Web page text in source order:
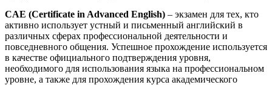
CAE (Certificate in Advanced English) – экзамен для тех, кто
активно использует устный и письменный английский в
различных сферах профессиональной деятельности и
повседневного общения. Успешное прохождение используется
в качестве официального подтверждения уровня,
необходимого для использования языка на профессиональном
уровне, а также для прохождения курса академического